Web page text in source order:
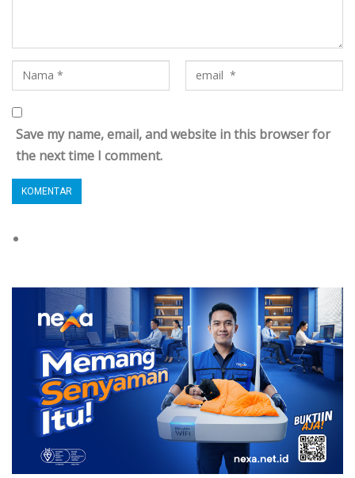
Save my name, email, and website in this browser for
the next time I comment.